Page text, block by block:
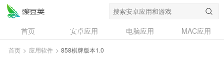
首页 安卓应用 电脑应用
MAC应用
资讯
专题
首页 > 应用软件 > 858棋牌版本1.0